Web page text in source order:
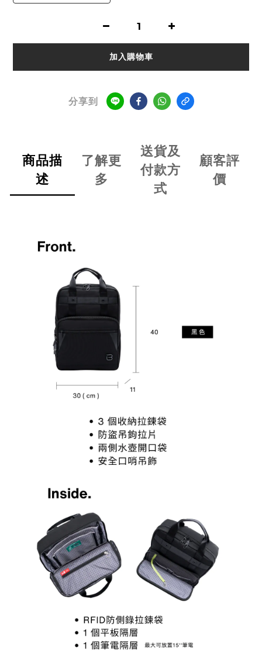
加入購物車
分享到
商品描
述
了解更
多
送貨及
付款方
式
顧客評
價